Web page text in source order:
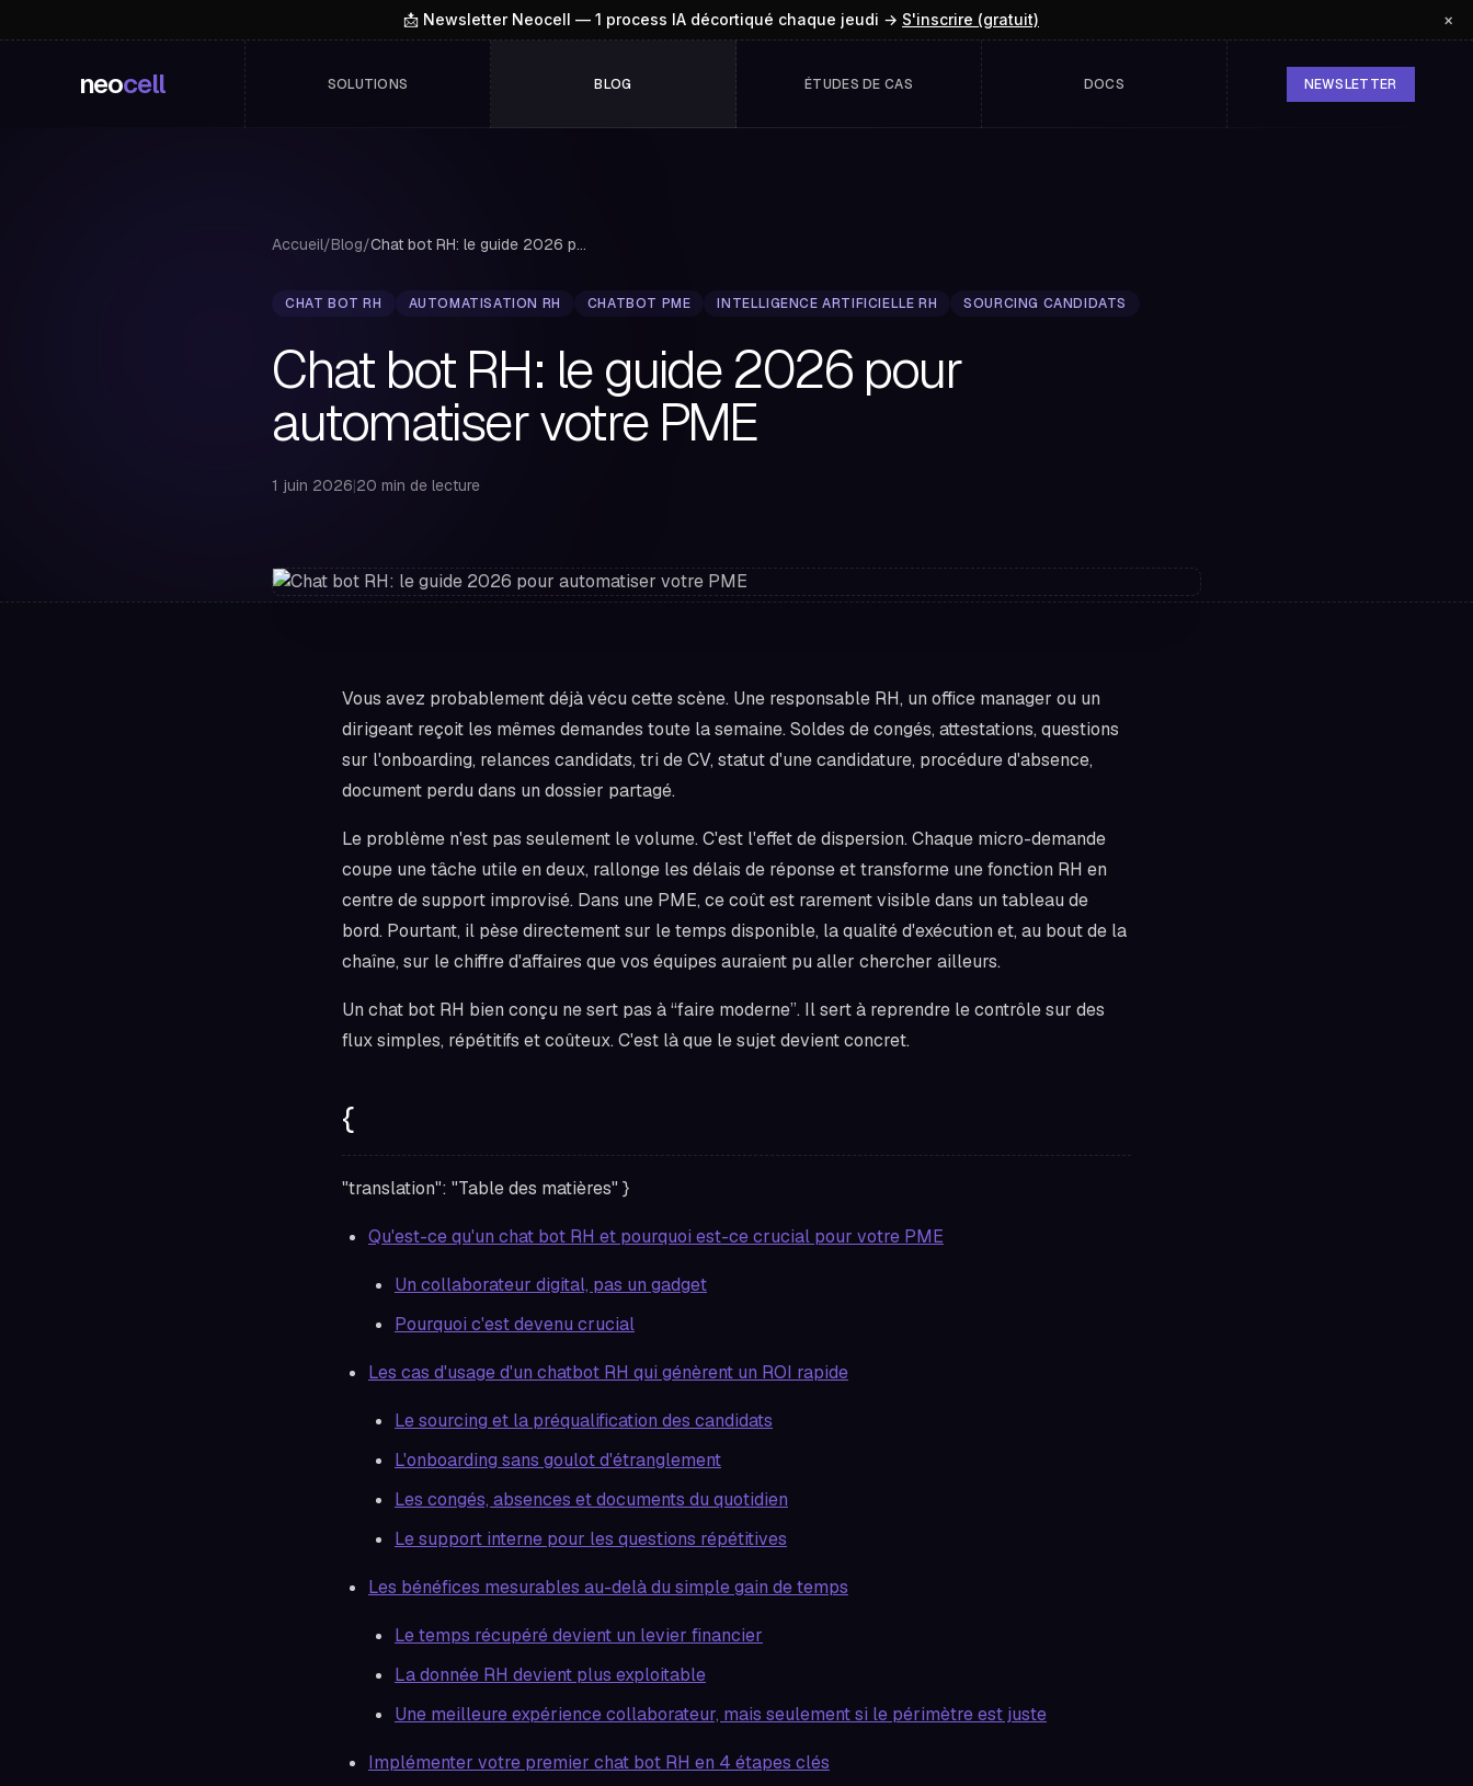
📩 Newsletter Neocell — 1 process IA décortiqué chaque jeudi → S'inscrire (gratuit) ×
neocell SOLUTIONS BLOG ÉTUDES DE CAS DOCS NEWSLETTER
Accueil/Blog/ Chat bot RH: le guide 2026 pour automatiser vot...
CHAT BOT RH AUTOMATISATION RH CHATBOT PME INTELLIGENCE ARTIFICIELLE RH SOURCING CANDIDATS
Chat bot RH: le guide 2026 pour
automatiser votre PME
1 juin 2026|20 min de lecture
Vous avez probablement déjà vécu cette scène. Une responsable RH, un office manager ou un
dirigeant reçoit les mêmes demandes toute la semaine. Soldes de congés, attestations, questions
sur l'onboarding, relances candidats, tri de CV, statut d'une candidature, procédure d'absence,
document perdu dans un dossier partagé.
Le problème n'est pas seulement le volume. C'est l'effet de dispersion. Chaque micro-demande
coupe une tâche utile en deux, rallonge les délais de réponse et transforme une fonction RH en
centre de support improvisé. Dans une PME, ce coût est rarement visible dans un tableau de
bord. Pourtant, il pèse directement sur le temps disponible, la qualité d'exécution et, au bout de la
chaîne, sur le chiffre d'affaires que vos équipes auraient pu aller chercher ailleurs.
Un chat bot RH bien conçu ne sert pas à “faire moderne”. Il sert à reprendre le contrôle sur des
flux simples, répétitifs et coûteux. C'est là que le sujet devient concret.
{
"translation": "Table des matières" }
Qu'est-ce qu'un chat bot RH et pourquoi est-ce crucial pour votre PME
Un collaborateur digital, pas un gadget
Pourquoi c'est devenu crucial
Les cas d'usage d'un chatbot RH qui génèrent un ROI rapide
Le sourcing et la préqualification des candidats
L'onboarding sans goulot d'étranglement
Les congés, absences et documents du quotidien
Le support interne pour les questions répétitives
Les bénéfices mesurables au-delà du simple gain de temps
Le temps récupéré devient un levier financier
La donnée RH devient plus exploitable
Une meilleure expérience collaborateur, mais seulement si le périmètre est juste
Implémenter votre premier chat bot RH en 4 étapes clés